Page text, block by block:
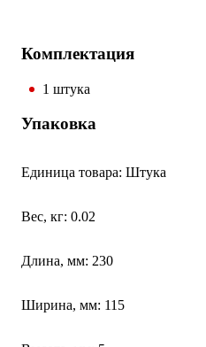
Комплектация
1 штука
Упаковка
Единица товара: Штука
Вес, кг: 0.02
Длина, мм: 230
Ширина, мм: 115